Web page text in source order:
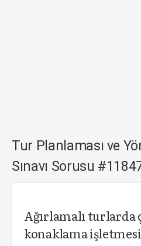
Tur Planlaması ve
Sınavı Sorusu
Ağırlamalı turlarda
konaklama